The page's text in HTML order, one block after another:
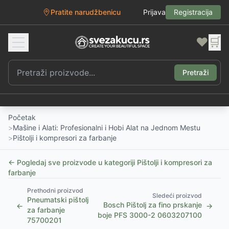
Pratite narudžbenicu Prijava Registracija
❤️ 🛒
Pretraži
Početak
>Mašine i Alati: Profesionalni i Hobi Alat na Jednom Mestu
>Pištolji i kompresori za farbanje
← Pogledaj sve proizvode u kategoriji Pištolji i kompresori za
farbanje
←
Prethodni proizvod
Pneumatski pištolj
za farbanje
75700201
Sledeći proizvod
Bosch Pištolj za fino prskanje
boje PFS 3000-2 0603207100
→